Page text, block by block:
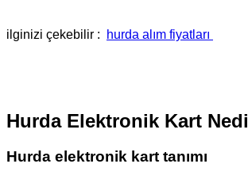
ilginizi çekebilir : hurda alım fiyatları
Hurda Elektronik Kart
Hurda elektronik kart tanımı